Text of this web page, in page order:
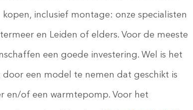
inclusief montage: onze specialisten
en Leiden of elders. Voor de meeste
een goede investering. Wel is het
een model te nemen dat geschikt is
en/of een warmtepomp. Voor het